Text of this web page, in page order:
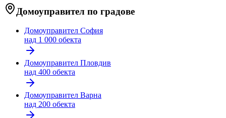
Домоуправител по градове
Домоуправител София
над 1 000 обекта
Домоуправител Пловдив
над 400 обекта
Домоуправител Варна
над 200 обекта